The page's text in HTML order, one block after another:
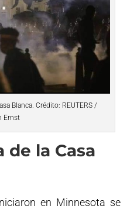
Blanca. Crédito: REUTERS /
Ernst
de la Casa
en Minnesota se